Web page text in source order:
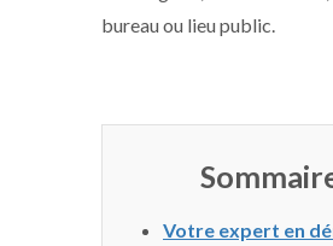
bureau ou lieu public.
Votre expert en